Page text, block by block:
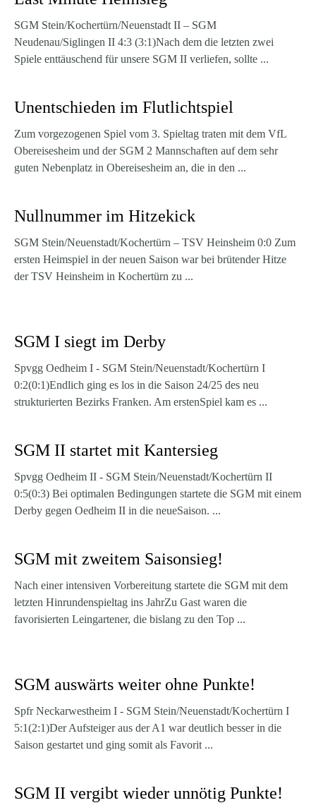
SGM Stein/Kochertürn/Neuenstadt II – SGM
Neudenau/Siglingen II 4:3 (3:1)Nach dem die letzten zwei
Spiele enttäuschend für unsere SGM II verliefen, sollte ...
Unentschieden im Flutlichtspiel
Zum vorgezogenen Spiel vom 3. Spieltag traten mit dem VfL
Obereisesheim und der SGM 2 Mannschaften auf dem sehr
guten Nebenplatz in Obereisesheim an, die in den ...
Nullnummer im Hitzekick
SGM Stein/Neuenstadt/Kochertürn – TSV Heinsheim 0:0 Zum
ersten Heimspiel in der neuen Saison war bei brütender Hitze
der TSV Heinsheim in Kochertürn zu ...
SGM I siegt im Derby
Spvgg Oedheim I - SGM Stein/Neuenstadt/Kochertürn I
0:2(0:1)Endlich ging es los in die Saison 24/25 des neu
strukturierten Bezirks Franken. Am erstenSpiel kam es ...
SGM II startet mit Kantersieg
Spvgg Oedheim II - SGM Stein/Neuenstadt/Kochertürn II
0:5(0:3) Bei optimalen Bedingungen startete die SGM mit einem
Derby gegen Oedheim II in die neueSaison. ...
SGM mit zweitem Saisonsieg!
Nach einer intensiven Vorbereitung startete die SGM mit dem
letzten Hinrundenspieltag ins JahrZu Gast waren die
favorisierten Leingartener, die bislang zu den Top ...
SGM auswärts weiter ohne Punkte!
Spfr Neckarwestheim I - SGM Stein/Neuenstadt/Kochertürn I
5:1(2:1)Der Aufsteiger aus der A1 war deutlich besser in die
Saison gestartet und ging somit als Favorit ...
SGM II vergibt wieder unnötig Punkte!